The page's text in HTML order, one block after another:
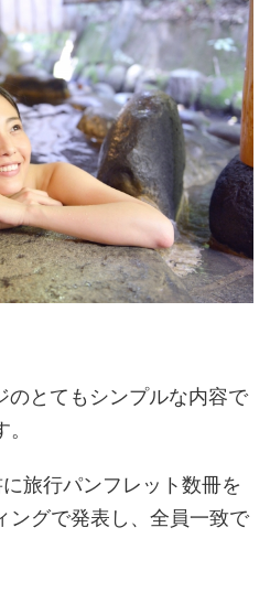
とてもシンプルな内容で
旅行パンフレット数冊を
ングで発表し、全員一致で